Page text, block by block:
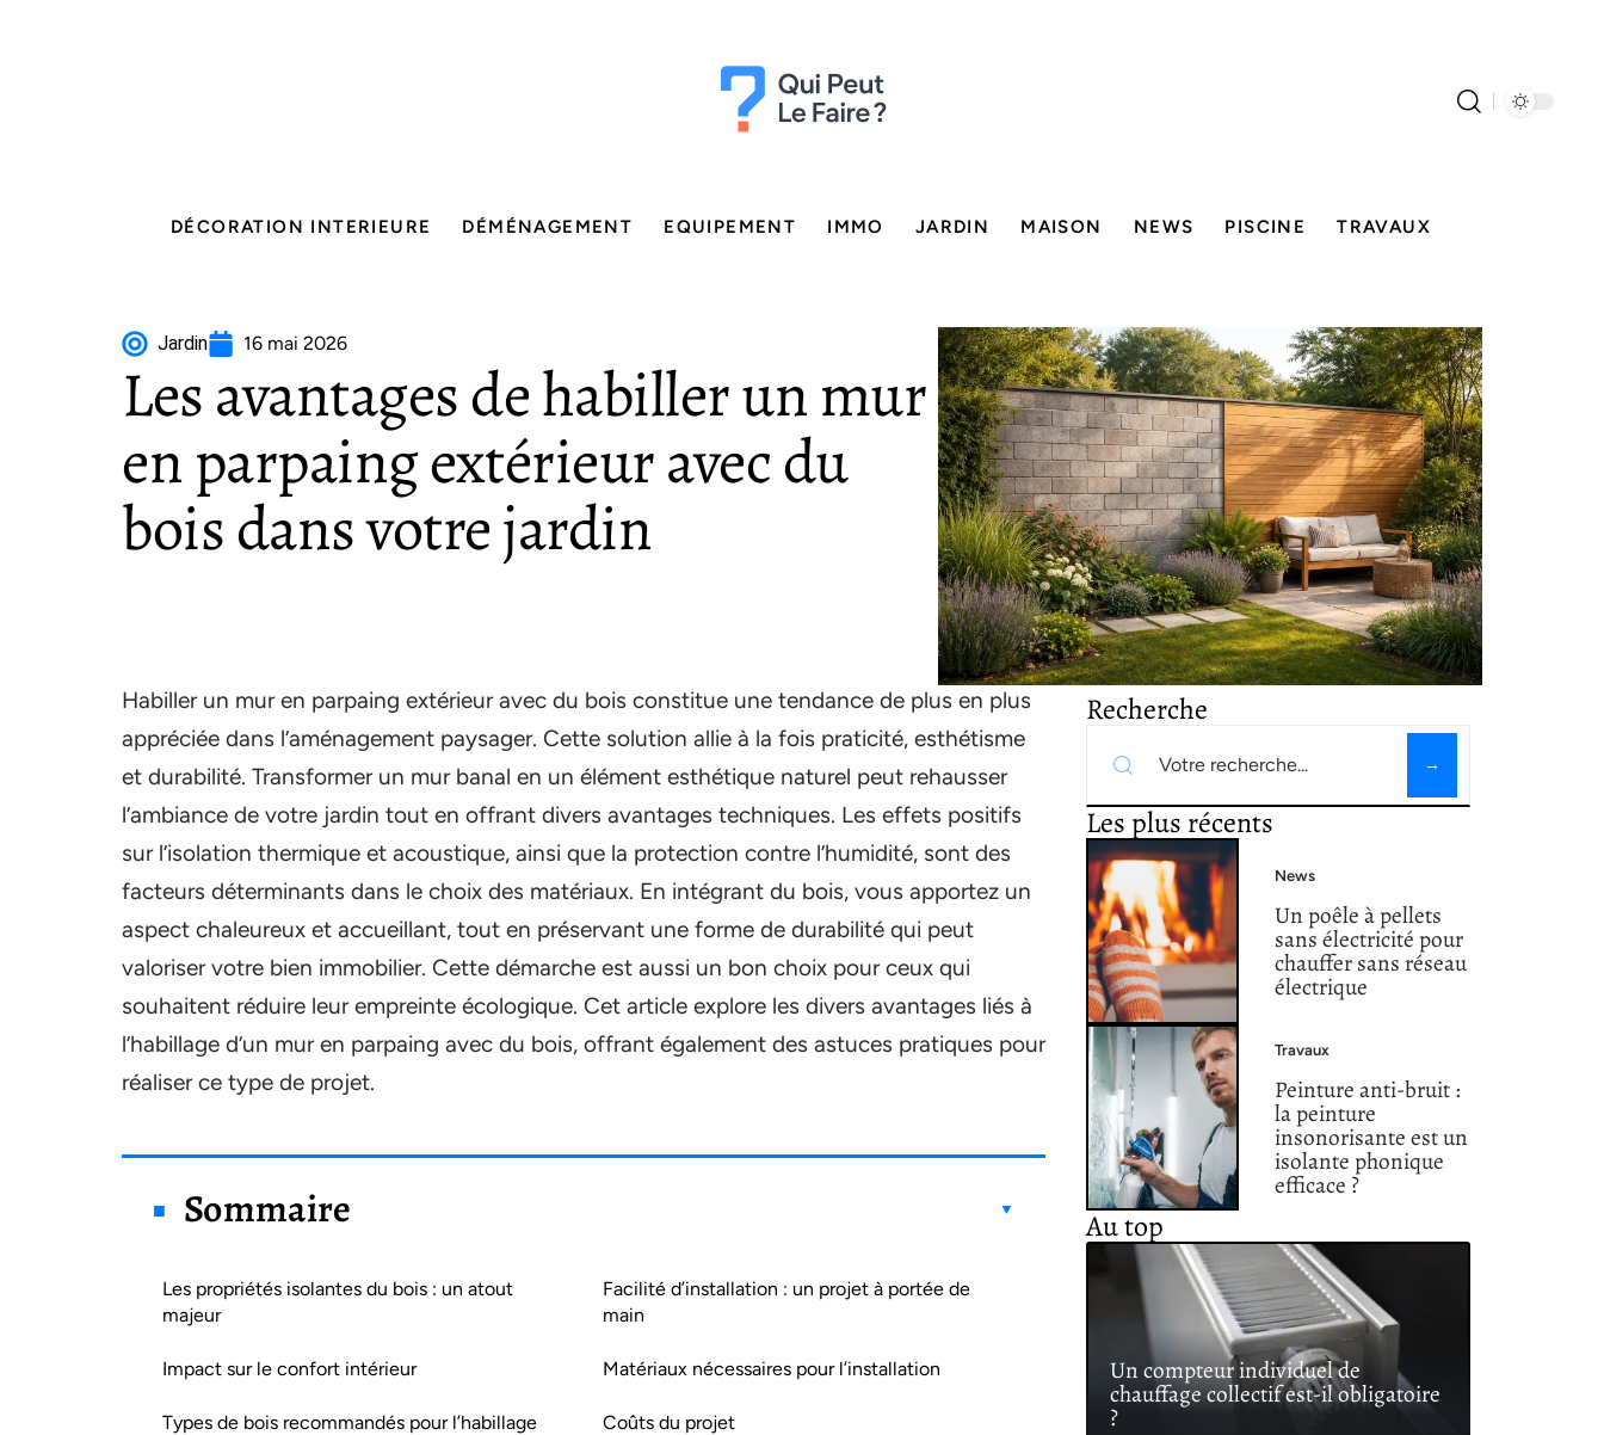
DÉCORATION INTERIEURE DÉMÉNAGEMENT EQUIPEMENT IMMO JARDIN MAISON NEWS PISCINE TRAVAUX
Jardin 16 mai 2026
Les avantages de habiller un mur
en parpaing extérieur avec du
bois dans votre jardin
Habiller un mur en parpaing extérieur avec du bois constitue une tendance de plus en plus
appréciée dans l’aménagement paysager. Cette solution allie à la fois praticité, esthétisme
et durabilité. Transformer un mur banal en un élément esthétique naturel peut rehausser
l’ambiance de votre jardin tout en offrant divers avantages techniques. Les effets positifs
sur l’isolation thermique et acoustique, ainsi que la protection contre l’humidité, sont des
facteurs déterminants dans le choix des matériaux. En intégrant du bois, vous apportez un
aspect chaleureux et accueillant, tout en préservant une forme de durabilité qui peut
valoriser votre bien immobilier. Cette démarche est aussi un bon choix pour ceux qui
souhaitent réduire leur empreinte écologique. Cet article explore les divers avantages liés à
l’habillage d’un mur en parpaing avec du bois, offrant également des astuces pratiques pour
réaliser ce type de projet.
Sommaire
Les propriétés isolantes du bois : un atout
majeur
Impact sur le confort intérieur
Types de bois recommandés pour l’habillage
Facilité d’installation : un projet à portée de
main
Matériaux nécessaires pour l’installation
Coûts du projet
Recherche
Les plus récents
News
Un poêle à pellets
sans électricité pour
chauffer sans réseau
électrique
Travaux
Peinture anti-bruit :
la peinture
insonorisante est un
isolante phonique
efficace ?
Au top
Un compteur individuel de
chauffage collectif est-il obligatoire
?